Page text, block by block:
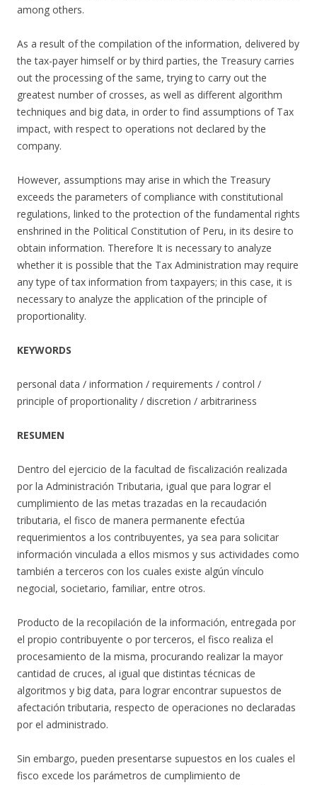
among others.
As a result of the compilation of the information, delivered by
the tax-payer himself or by third parties, the Treasury carries
out the processing of the same, trying to carry out the
greatest number of crosses, as well as different algorithm
techniques and big data, in order to find assumptions of Tax
impact, with respect to operations not declared by the
company.
However, assumptions may arise in which the Treasury
exceeds the parameters of compliance with constitutional
regulations, linked to the protection of the fundamental rights
enshrined in the Political Constitution of Peru, in its desire to
obtain information. Therefore It is necessary to analyze
whether it is possible that the Tax Administration may require
any type of tax information from taxpayers; in this case, it is
necessary to analyze the application of the principle of
proportionality.
KEYWORDS
personal data / information / requirements / control /
principle of proportionality / discretion / arbitrariness
RESUMEN
Dentro del ejercicio de la facultad de fiscalización realizada
por la Administración Tributaria, igual que para lograr el
cumplimiento de las metas trazadas en la recaudación
tributaria, el fisco de manera permanente efectúa
requerimientos a los contribuyentes, ya sea para solicitar
información vinculada a ellos mismos y sus actividades como
también a terceros con los cuales existe algún vínculo
negocial, societario, familiar, entre otros.
Producto de la recopilación de la información, entregada por
el propio contribuyente o por terceros, el fisco realiza el
procesamiento de la misma, procurando realizar la mayor
cantidad de cruces, al igual que distintas técnicas de
algoritmos y big data, para lograr encontrar supuestos de
afectación tributaria, respecto de operaciones no declaradas
por el administrado.
Sin embargo, pueden presentarse supuestos en los cuales el
fisco excede los parámetros de cumplimiento de